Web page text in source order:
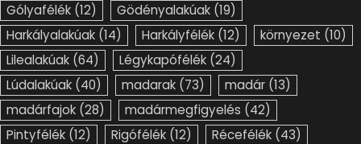
Gólyafélék (12) Gödényalakúak (19)
Harkályalakúak (14) Harkályfélék (12) környezet (10)
Lilealakúak (64) Légykapófélék (24)
Lúdalakúak (40) madarak (73) madár (13)
madárfajok (28) madármegfigyelés (42)
Pintyfélék (12) Rigófélék (12) Récefélék (43)